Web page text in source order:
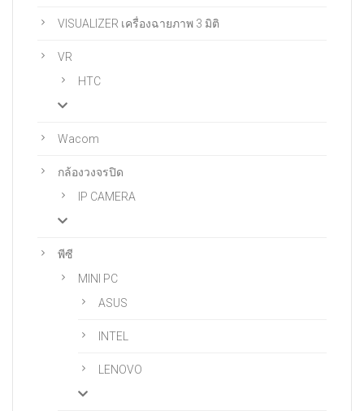
VISUALIZER เครื่องฉายภาพ 3 มิติ
VR
HTC
Wacom
กล้องวงจรปิด
IP CAMERA
พีซี
MINI PC
ASUS
INTEL
LENOVO